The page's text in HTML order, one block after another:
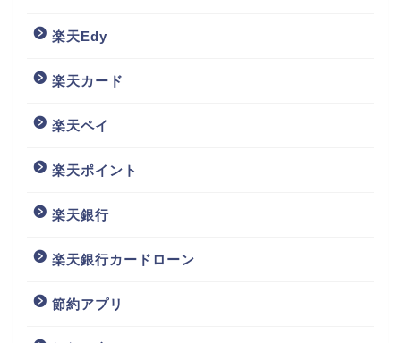
楽天Edy
楽天カード
楽天ペイ
楽天ポイント
楽天銀行
楽天銀行カードローン
節約アプリ